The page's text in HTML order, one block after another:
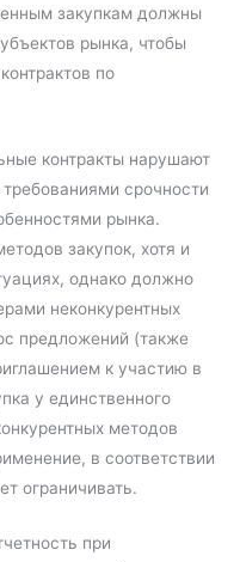
закупкам должны
рынка, чтобы
по
контракты нарушают
срочности
рынка.
закупок, хотя и
однако должно
неконкурентных
предложений (также
к участию в
у единственного
методов
в соответствии
ограничивать.
при